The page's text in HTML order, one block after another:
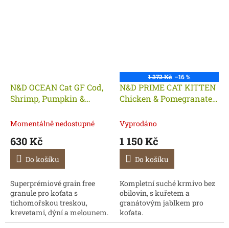
N&D OCEAN Cat GF Cod,
Shrimp, Pumpkin &
1,5 kg
Momentálně nedostupné
630 Kč
Do košíku
Superprémiové grain free
granule pro koťata s
tichomořskou treskou,
krevetami, dýní a melounem.
1 372 Kč –16 %
N&D PRIME CAT KITTEN
Chicken & Pomegranate
Vyprodáno
1 150 Kč
Do košíku
Kompletní suché krmivo bez
obilovin, s kuřetem a
granátovým jablkem pro
koťata.